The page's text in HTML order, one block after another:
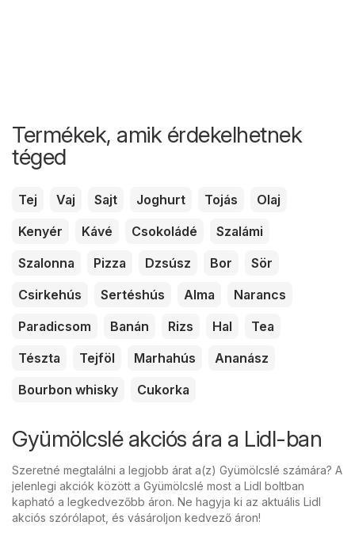
Termékek, amik érdekelhetnek
téged
Tej Vaj Sajt Joghurt Tojás
Olaj
Kenyér
Kávé Csokoládé
Szalámi
Szalonna
Pizza Dzsúsz Bor
Sör
Csirkehús
Sertéshús Alma
Narancs
Paradicsom
Banán Rizs Hal
Tea
Tészta
Tejföl Marhahús
Ananász
Bourbon whisky
Cukorka
Gyümölcslé akciós ára a Lidl-ban
Szeretné megtalálni a legjobb árat a(z) Gyümölcslé számára? A
jelenlegi akciók között a Gyümölcslé most a Lidl boltban
kapható a legkedvezőbb áron. Ne hagyja ki az aktuális Lidl
akciós szórólapot, és vásároljon kedvező áron!